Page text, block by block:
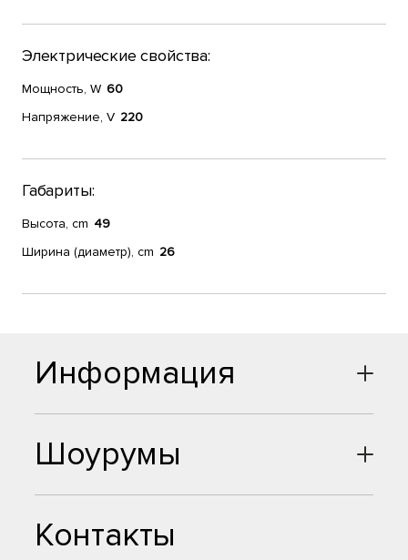
Электрические свойства:
Мощность, W 60
Напряжение, V 220
Габариты:
Высота, cm 49
Ширина (диаметр), cm 26
Шоурумы
Контакты
Информация